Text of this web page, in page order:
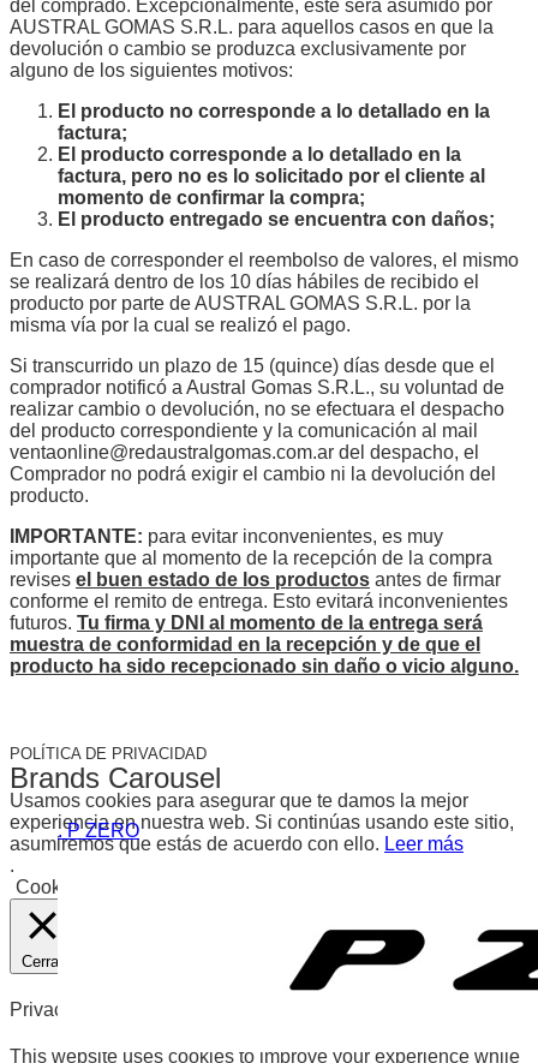
del comprado. Excepcionalmente, éste será asumido por
AUSTRAL GOMAS S.R.L. para aquellos casos en que la
devolución o cambio se produzca exclusivamente por
alguno de los siguientes motivos:
El producto no corresponde a lo detallado en la
factura;
El producto corresponde a lo detallado en la
factura, pero no es lo solicitado por el cliente al
momento de confirmar la compra;
El producto entregado se encuentra con daños;
En caso de corresponder el reembolso de valores, el mismo
se realizará dentro de los 10 días hábiles de recibido el
producto por parte de AUSTRAL GOMAS S.R.L. por la
misma vía por la cual se realizó el pago.
Si transcurrido un plazo de 15 (quince) días desde que el
comprador notificó a Austral Gomas S.R.L., su voluntad de
realizar cambio o devolución, no se efectuara el despacho
del producto correspondiente y la comunicación al mail
ventaonline@redaustralgomas.com.ar del despacho, el
Comprador no podrá exigir el cambio ni la devolución del
producto.
IMPORTANTE: para evitar inconvenientes, es muy
importante que al momento de la recepción de la compra
revises el buen estado de los productos antes de firmar
conforme el remito de entrega. Esto evitará inconvenientes
futuros. Tu firma y DNI al momento de la entrega será
muestra de conformidad en la recepción y de que el
producto ha sido recepcionado sin daño o vicio alguno.
Brands Carousel
. P ZERO
POLÍTICA DE PRIVACIDAD
Usamos cookies para asegurar que te damos la mejor
experiencia en nuestra web. Si continúas usando este sitio,
asumiremos que estás de acuerdo con ello. Leer más
.
Cookies
Cerrar
Privacy Overview
This website uses cookies to improve your experience while